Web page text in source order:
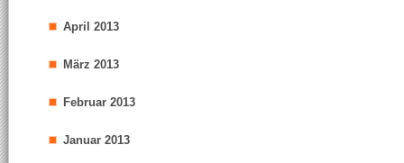
April 2013
März 2013
Februar 2013
Januar 2013